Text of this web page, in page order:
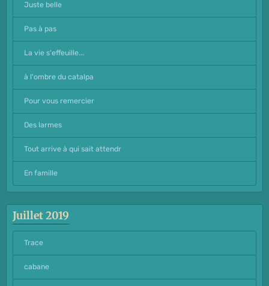
Juste belle
Pas à pas
La vie s'effeuille...
à l'ombre du catalpa
Pour vous remercier
Des larmes
Tout arrive à qui sait attendr
En famille
Juillet 2019
Trace
cabane